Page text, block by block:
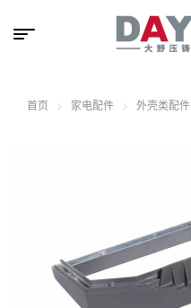
首页 家电配件 外壳类配件